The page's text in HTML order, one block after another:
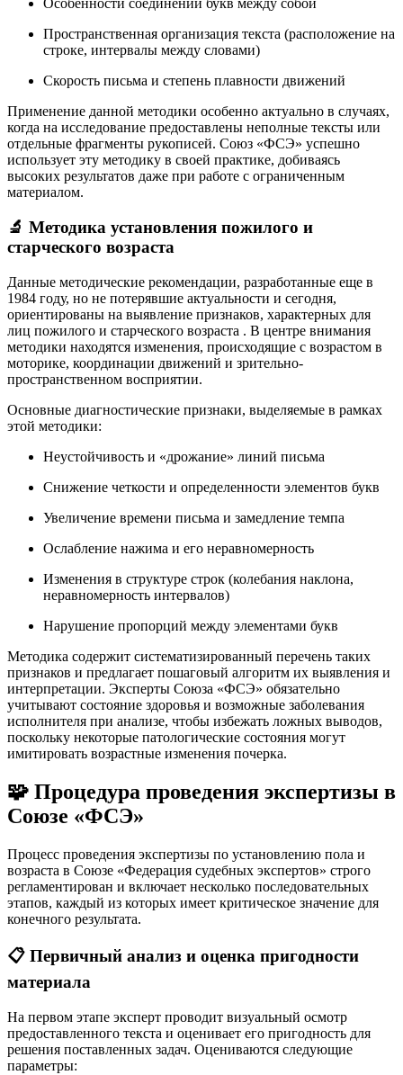
Особенности соединений букв между собой
Пространственная организация текста (расположение на
строке, интервалы между словами)
Скорость письма и степень плавности движений
Применение данной методики особенно актуально в случаях,
когда на исследование предоставлены неполные тексты или
отдельные фрагменты рукописей. Союз «ФСЭ» успешно
использует эту методику в своей практике, добиваясь
высоких результатов даже при работе с ограниченным
материалом.
🔬 Методика установления пожилого и
старческого возраста
Данные методические рекомендации, разработанные еще в
1984 году, но не потерявшие актуальности и сегодня,
ориентированы на выявление признаков, характерных для
лиц пожилого и старческого возраста . В центре внимания
методики находятся изменения, происходящие с возрастом в
моторике, координации движений и зрительно-
пространственном восприятии.
Основные диагностические признаки, выделяемые в рамках
этой методики:
Неустойчивость и «дрожание» линий письма
Снижение четкости и определенности элементов букв
Увеличение времени письма и замедление темпа
Ослабление нажима и его неравномерность
Изменения в структуре строк (колебания наклона,
неравномерность интервалов)
Нарушение пропорций между элементами букв
Методика содержит систематизированный перечень таких
признаков и предлагает пошаговый алгоритм их выявления и
интерпретации. Эксперты Союза «ФСЭ» обязательно
учитывают состояние здоровья и возможные заболевания
исполнителя при анализе, чтобы избежать ложных выводов,
поскольку некоторые патологические состояния могут
имитировать возрастные изменения почерка.
🧩 Процедура проведения экспертизы в
Союзе «ФСЭ»
Процесс проведения экспертизы по установлению пола и
возраста в Союзе «Федерация судебных экспертов» строго
регламентирован и включает несколько последовательных
этапов, каждый из которых имеет критическое значение для
конечного результата.
📋 Первичный анализ и оценка пригодности
материала
На первом этапе эксперт проводит визуальный осмотр
предоставленного текста и оценивает его пригодность для
решения поставленных задач. Оцениваются следующие
параметры: